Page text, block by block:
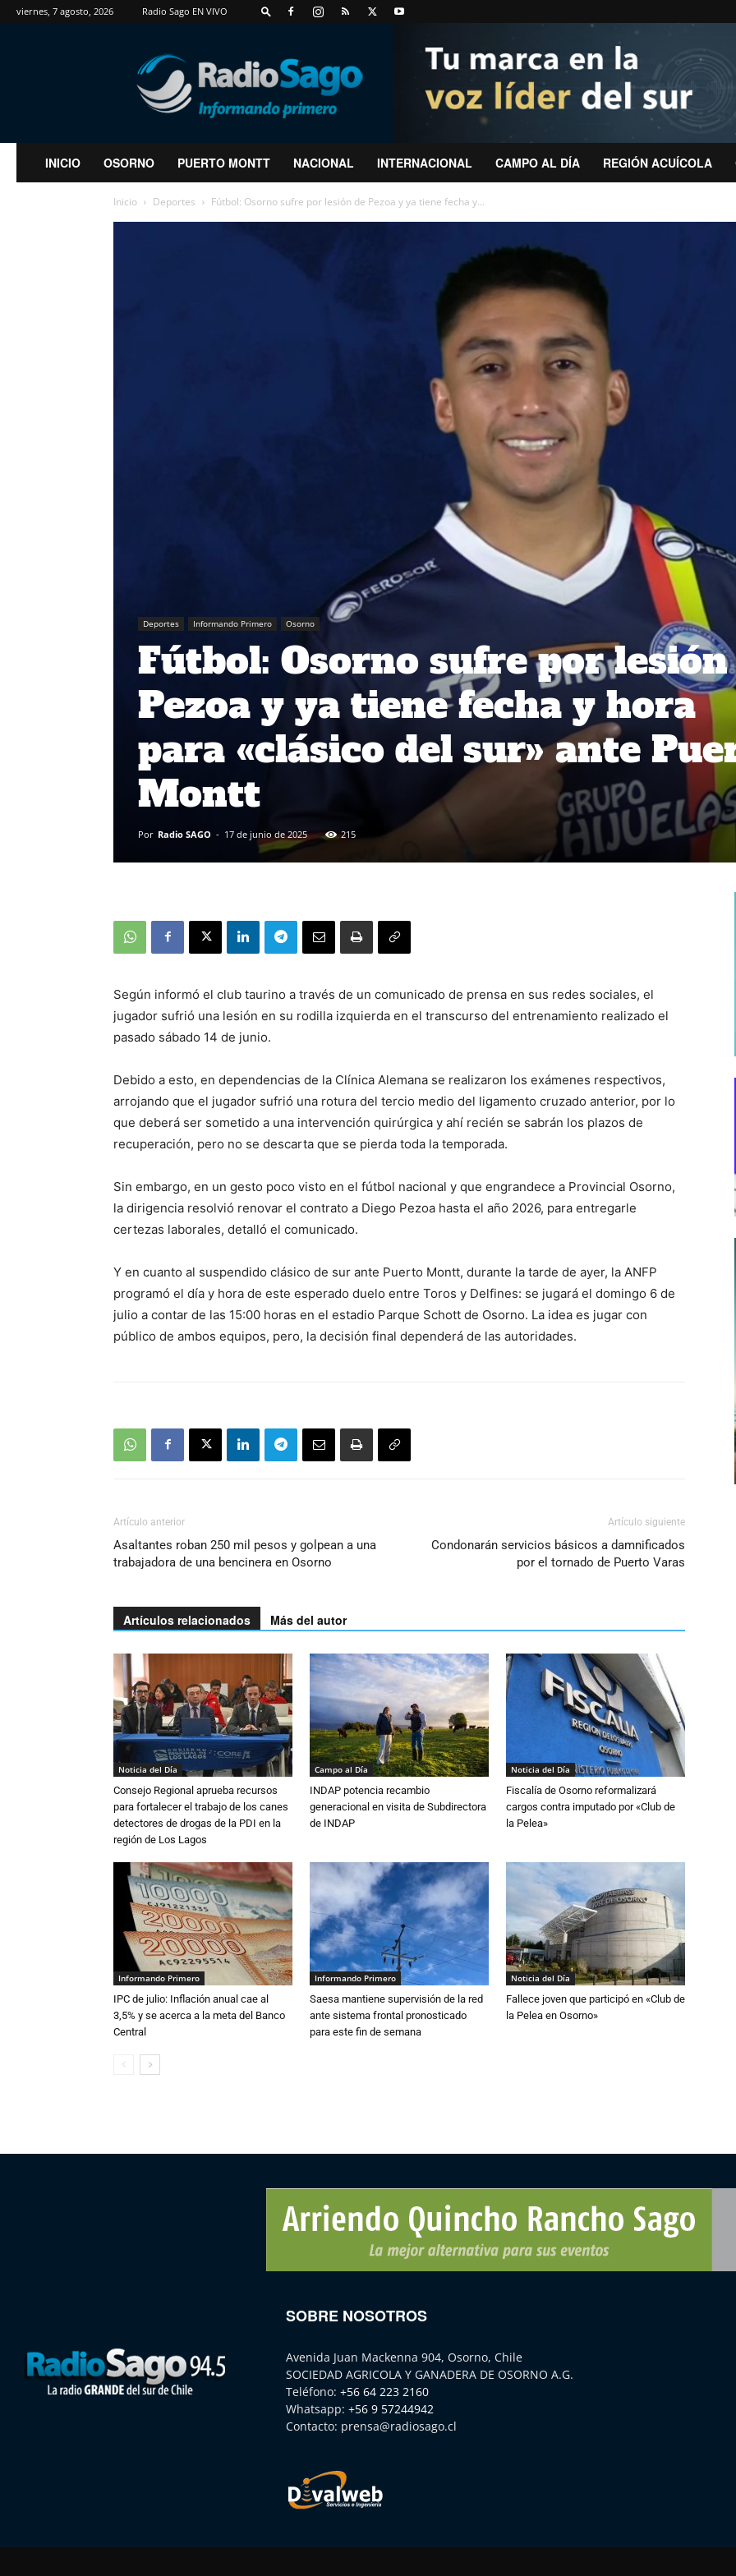
viernes, 7 agosto, 2026 Radio Sago EN VIVO
RadioSago
INICIO OSORNO PUERTO MONTT NACIONAL INTERNACIONAL CAMPO AL DÍA REGIÓN ACUÍCOLA
Inicio Deportes Fútbol: Osorno sufre por lesión de Pezoa y ya tiene fecha y...
Deportes Informando Primero Osorno
Fútbol: Osorno sufre por lesión
Pezoa y ya tiene fecha y hora
para «clásico del sur» ante
Montt
Por Radio SAGO - 17 de junio de 2025 215
Según informó el club taurino a través de un comunicado de prensa en sus redes sociales, el
jugador sufrió una lesión en su rodilla izquierda en el transcurso del entrenamiento realizado el
pasado sábado 14 de junio.
Debido a esto, en dependencias de la Clínica Alemana se realizaron los exámenes respectivos,
arrojando que el jugador sufrió una rotura del tercio medio del ligamento cruzado anterior, por lo
que deberá ser sometido a una intervención quirúrgica y ahí recién se sabrán los plazos de
recuperación, pero no se descarta que se pierda toda la temporada.
Sin embargo, en un gesto poco visto en el fútbol nacional y que engrandece a Provincial Osorno,
la dirigencia resolvió renovar el contrato a Diego Pezoa hasta el año 2026, para entregarle
certezas laborales, detalló el comunicado.
Y en cuanto al suspendido clásico de sur ante Puerto Montt, durante la tarde de ayer, la ANFP
programó el día y hora de este esperado duelo entre Toros y Delfines: se jugará el domingo 6 de
julio a contar de las 15:00 horas en el estadio Parque Schott de Osorno. La idea es jugar con
público de ambos equipos, pero, la decisión final dependerá de las autoridades.
Artículo anterior
Asaltantes roban 250 mil pesos y golpean a una
trabajadora de una bencinera en Osorno
Artículo siguiente
Condonarán servicios básicos a damnificados
por el tornado de Puerto Varas
Artículos relacionados Más del autor
Noticia del Día
Consejo Regional aprueba recursos
para fortalecer el trabajo de los canes
detectores de drogas de la PDI en la
región de Los Lagos
Campo al Día
INDAP potencia recambio
generacional en visita de Subdirectora
de INDAP
Noticia del Día
Fiscalía de Osorno reformalizará
cargos contra imputado por «Club de
la Pelea»
Informando Primero
IPC de julio: Inflación anual cae al
3,5% y se acerca a la meta del Banco
Central
Informando Primero
Saesa mantiene supervisión de la red
ante sistema frontal pronosticado
para este fin de semana
Noticia del Día
Fallece joven que participó en «Club de
la Pelea en Osorno»
SOBRE NOSOTROS
Avenida Juan Mackenna 904, Osorno, Chile
SOCIEDAD AGRICOLA Y GANADERA DE OSORNO A.G.
Teléfono: +56 64 223 2160
Whatsapp: +56 9 57244942
Contacto: prensa@radiosago.cl